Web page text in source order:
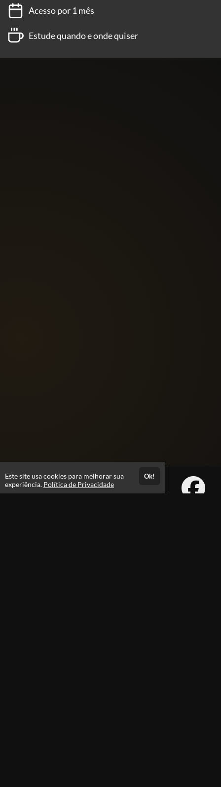
Acesso por 1 mês
Estude quando e onde quiser
Este site usa cookies para melhorar sua
experiência. Política de Privacidade
Ok!